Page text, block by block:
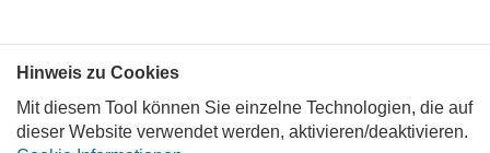
Hinweis zu Cookies
Mit diesem Tool können Sie einzelne Technologien, die auf
dieser Website verwendet werden, aktivieren/deaktivieren.